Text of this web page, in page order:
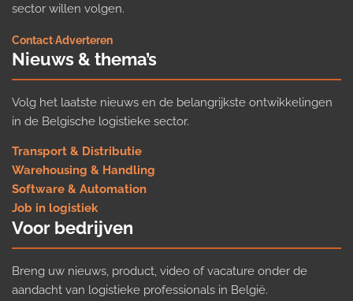
sector willen volgen.
Contact·Adverteren
Nieuws & thema’s
Volg het laatste nieuws en de belangrijkste ontwikkelingen
in de Belgische logistieke sector.
Transport & Distributie
Warehousing & Handling
Software & Automation
Job in logistiek
Voor bedrijven
Breng uw nieuws, product, video of vacature onder de
aandacht van logistieke professionals in België.